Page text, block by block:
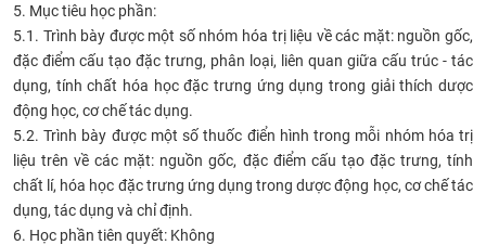
5. Mục tiêu học phần:
5.1. Trình bày được một số nhóm hóa trị liệu về các mặt: nguồn gốc,
đặc điểm cấu tạo đặc trưng, phân loại, liên quan giữa cấu trúc - tác
dụng, tính chất hóa học đặc trưng ứng dụng trong giải thích dược
động học, cơ chế tác dụng.
5.2. Trình bày được một số thuốc điển hình trong mỗi nhóm hóa trị
liệu trên về các mặt: nguồn gốc, đặc điểm cấu tạo đặc trưng, tính
chất lí, hóa học đặc trưng ứng dụng trong dược động học, cơ chế tác
dụng, tác dụng và chỉ định.
6. Học phần tiên quyết: Không